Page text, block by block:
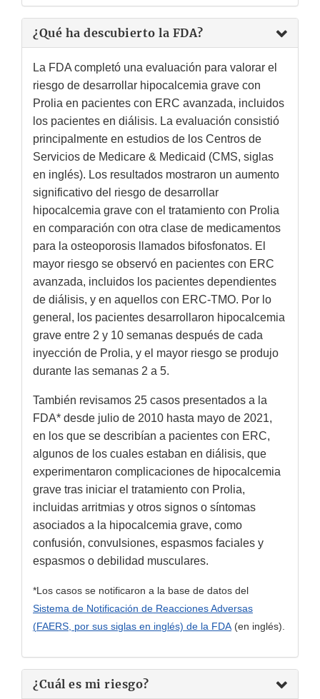
¿Qué ha descubierto la FDA?
La FDA completó una evaluación para valorar el
riesgo de desarrollar hipocalcemia grave con
Prolia en pacientes con ERC avanzada, incluidos
los pacientes en diálisis. La evaluación consistió
principalmente en estudios de los Centros de
Servicios de Medicare & Medicaid (CMS, siglas
en inglés). Los resultados mostraron un aumento
significativo del riesgo de desarrollar
hipocalcemia grave con el tratamiento con Prolia
en comparación con otra clase de medicamentos
para la osteoporosis llamados bifosfonatos. El
mayor riesgo se observó en pacientes con ERC
avanzada, incluidos los pacientes dependientes
de diálisis, y en aquellos con ERC-TMO. Por lo
general, los pacientes desarrollaron hipocalcemia
grave entre 2 y 10 semanas después de cada
inyección de Prolia, y el mayor riesgo se produjo
durante las semanas 2 a 5.
También revisamos 25 casos presentados a la
FDA* desde julio de 2010 hasta mayo de 2021,
en los que se describían a pacientes con ERC,
algunos de los cuales estaban en diálisis, que
experimentaron complicaciones de hipocalcemia
grave tras iniciar el tratamiento con Prolia,
incluidas arritmias y otros signos o síntomas
asociados a la hipocalcemia grave, como
confusión, convulsiones, espasmos faciales y
espasmos o debilidad musculares.
*Los casos se notificaron a la base de datos del
Sistema de Notificación de Reacciones Adversas
(FAERS, por sus siglas en inglés) de la FDA(en inglés).
¿Cuál es mi riesgo?